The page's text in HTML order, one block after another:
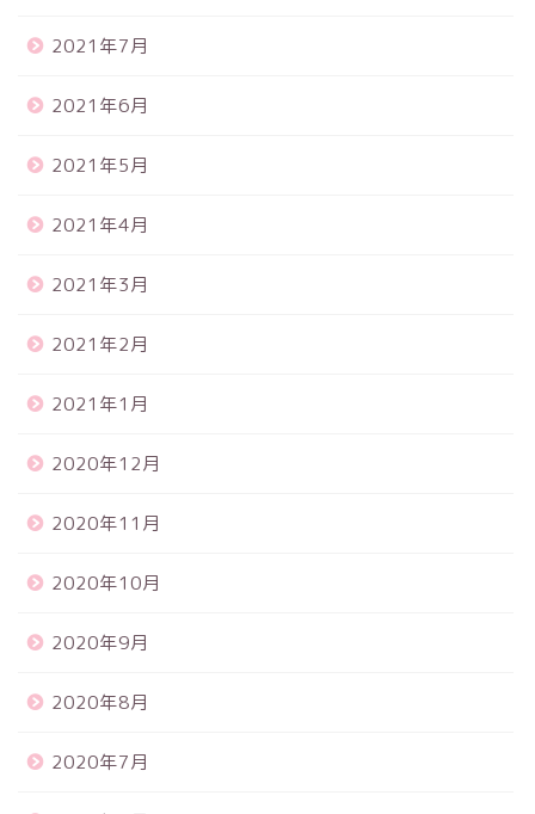
2021年7月
2021年6月
2021年5月
2021年4月
2021年3月
2021年2月
2021年1月
2020年12月
2020年11月
2020年10月
2020年9月
2020年8月
2020年7月